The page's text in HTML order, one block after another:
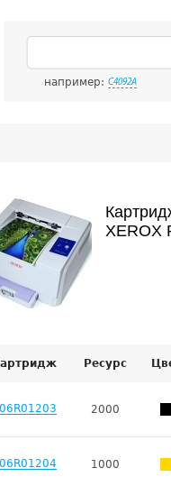
например: C4092A
XEROX
Ресурс
2000
1000